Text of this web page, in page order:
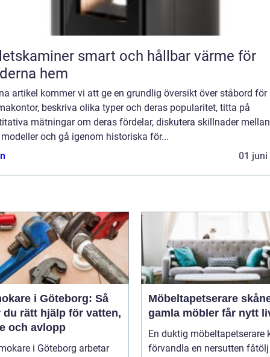
smart och hållbar värme för
hem
artikel kommer vi att ge en grundlig översikt över ståbord för
beskriva olika typer och deras popularitet, titta på
mätningar om deras fördelar, diskutera skillnader mellan
och gå igenom historiska för...
01 juni
i Göteborg: Så
du rätt hjälp för vatten,
och avlopp
i Göteborg arbetar
Möbeltapetserare skåne
gamla möbler får nytt
En duktig möbeltapetserare
förvandla en nersutten fåtölj